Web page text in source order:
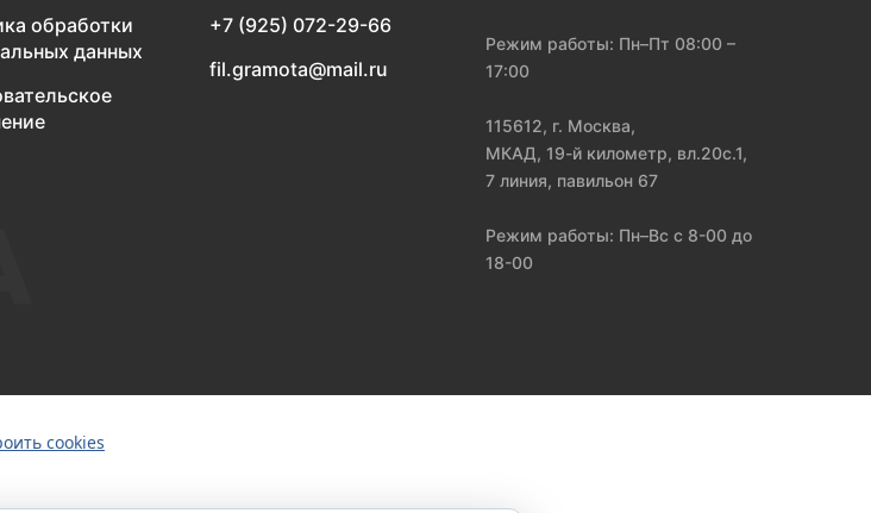
обработки
данных
+7 (925) 072-29-66
fil.gramota@mail.ru
Режим работы: Пн–Пт 08:00 –
17:00
115612, г. Москва,
МКАД, 19-й километр, вл.20с.1,
7 линия, павильон 67
Режим работы: Пн–Вс с 8-00 до
18-00
cookies